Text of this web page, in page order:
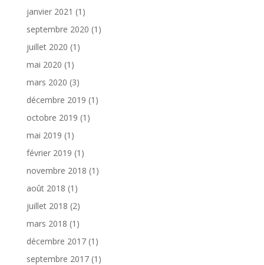
janvier 2021 (1)
septembre 2020 (1)
juillet 2020 (1)
mai 2020 (1)
mars 2020 (3)
décembre 2019 (1)
octobre 2019 (1)
mai 2019 (1)
février 2019 (1)
novembre 2018 (1)
août 2018 (1)
juillet 2018 (2)
mars 2018 (1)
décembre 2017(1)
septembre 2017(1)